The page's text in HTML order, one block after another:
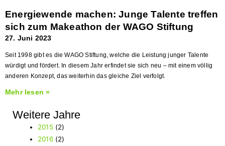
Energiewende machen: Junge Talente treffen
sich zum Makeathon der WAGO Stiftung
27. Juni 2023
Seit 1998 gibt es die WAGO Stiftung, welche die Leistung junger Talente
würdigt und fördert. In diesem Jahr erfindet sie sich neu – mit einem völlig
anderen Konzept, das weiterhin das gleiche Ziel verfolgt.
Mehr lesen »
Weitere Jahre
2015(2)
2016(2)